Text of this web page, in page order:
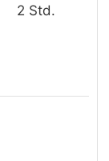
2Stunden
Std.